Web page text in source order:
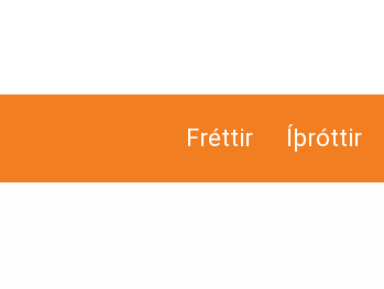
Fréttir Íþróttir